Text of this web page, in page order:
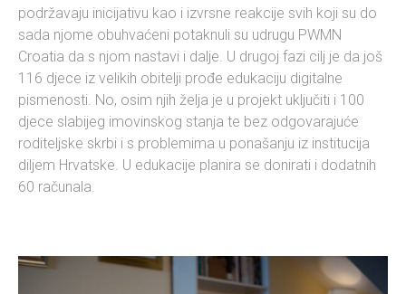
podržavaju inicijativu kao i izvrsne reakcije svih koji su do
sada njome obuhvaćeni potaknuli su udrugu PWMN
Croatia da s njom nastavi i dalje. U drugoj fazi cilj je da još
116 djece iz velikih obitelji prođe edukaciju digitalne
pismenosti. No, osim njih želja je u projekt uključiti i 100
djece slabijeg imovinskog stanja te bez odgovarajuće
roditeljske skrbi i s problemima u ponašanju iz institucija
diljem Hrvatske. U edukacije planira se donirati i dodatnih
60 računala.